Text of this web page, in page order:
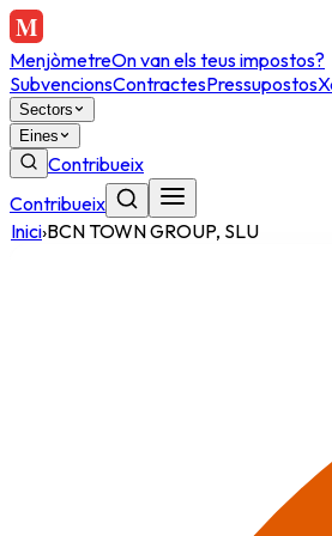
MenjòmetreOn van els teus impostos?
SubvencionsContractesPressupostos
Sectors
Eines
Contribueix
Contribueix
Inici›BCN TOWN GROUP, SLU